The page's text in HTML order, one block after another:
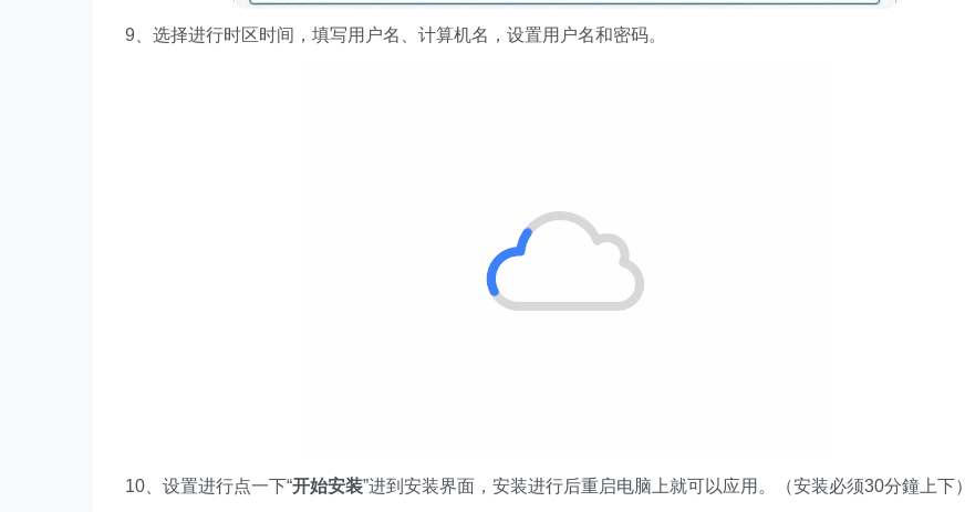
9、选择进行时区时间，填写用户名、计算机名，设置用户名和密码。
10、设置进行点一下“开始安装”进到安装界面，安装进行后重启电脑上就可以应用。（安装必须30分鐘上下）